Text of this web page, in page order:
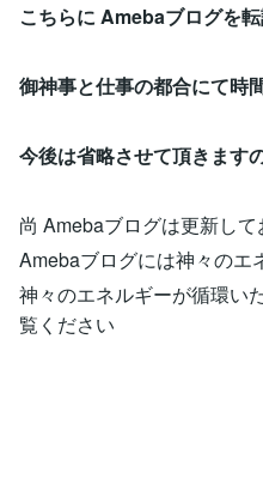
こちらに Amebaブログを
御神事と仕事の都合にて時
今後は省略させて頂きます
尚 Amebaブログは更新して
Amebaブログには神々のエ
神々のエネルギーが循環い
覧ください